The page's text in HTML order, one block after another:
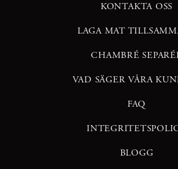
KONTAKTA OSS
LAGA MAT
CHAMBRÉ
VAD SÄGER VÅRA
FAQ
BLOGG